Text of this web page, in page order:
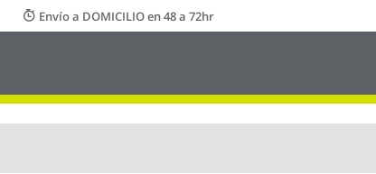
Envío a DOMICILIO en 48 a 72hr